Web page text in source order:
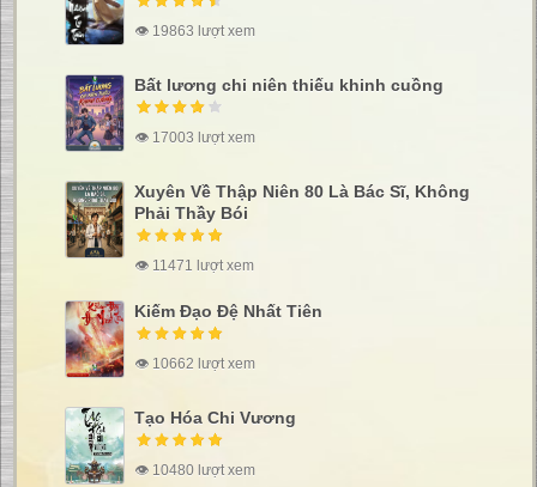
👁 19863 lượt xem
Bất lương chi niên thiếu khinh cuồng
👁 17003 lượt xem
Xuyên Về Thập Niên 80 Là Bác Sĩ, Không
Phải Thầy Bói
👁 11471 lượt xem
Kiếm Đạo Đệ Nhất Tiên
👁 10662 lượt xem
Tạo Hóa Chi Vương
👁 10480 lượt xem